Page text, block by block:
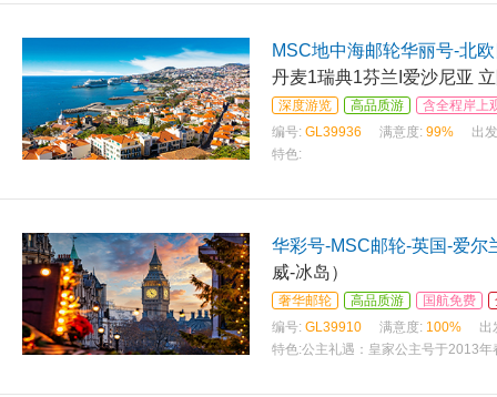
MSC地中海邮轮华丽号-北
丹麦1瑞典1芬兰I爱沙尼亚
深度游览 高品质游
含全程岸上
编号: GL39936 满意度: 99%
出
特色:
华彩号-MSC邮轮-英国-爱尔
威-冰岛）
奢华邮轮 高品质游 国航免费
编号: GL39910 满意度: 100%
出
特色:公主礼遇：皇家公主号于2013